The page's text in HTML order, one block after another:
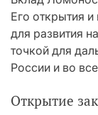
Его открытия
для развития
точкой для
России и во
Открытие